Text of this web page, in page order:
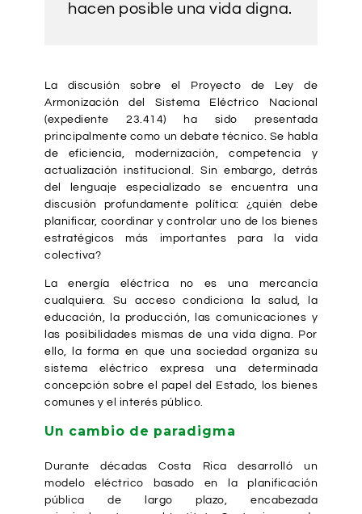
hacen posible una vida digna.
La discusión sobre el Proyecto de Ley de
Armonización del Sistema Eléctrico Nacional
(expediente 23.414) ha sido presentada
principalmente como un debate técnico. Se habla
de eficiencia, modernización, competencia y
actualización institucional. Sin embargo, detrás
del lenguaje especializado se encuentra una
discusión profundamente política: ¿quién debe
planificar, coordinar y controlar uno de los bienes
estratégicos más importantes para la vida
colectiva?
La energía eléctrica no es una mercancía
cualquiera. Su acceso condiciona la salud, la
educación, la producción, las comunicaciones y
las posibilidades mismas de una vida digna. Por
ello, la forma en que una sociedad organiza su
sistema eléctrico expresa una determinada
concepción sobre el papel del Estado, los bienes
comunes y el interés público.
Un cambio de paradigma
Durante décadas Costa Rica desarrolló un
modelo eléctrico basado en la planificación
pública de largo plazo, encabezada